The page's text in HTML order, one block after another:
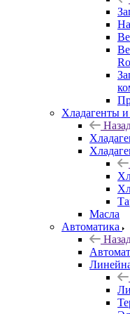
Хладагенты и
Масла
Автоматика